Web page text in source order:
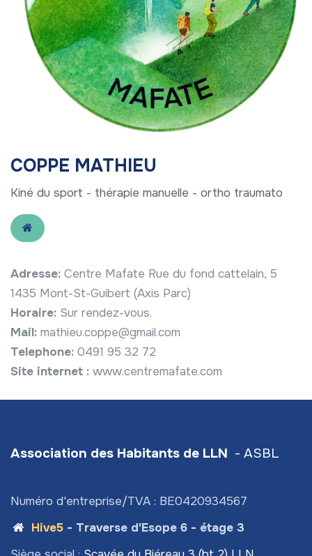
COPPE MATHIEU
Kiné du sport - thérapie manuelle - ortho traumato
Adresse: Centre Mafate Rue du fond cattelain, 5
1435 Mont-St-Guibert (Axis Parc)
Horaire: Sur rendez-vous.
Mail: mathieu.coppe@gmail.com
Telephone: 0491 95 32 72
Site internet : www.centremafate.com
Association des Habitants de LLN - ASBL
Numéro d'entreprise/TVA : BE0420934567
Hive5- Traverse d'Esope 6 - étage 3